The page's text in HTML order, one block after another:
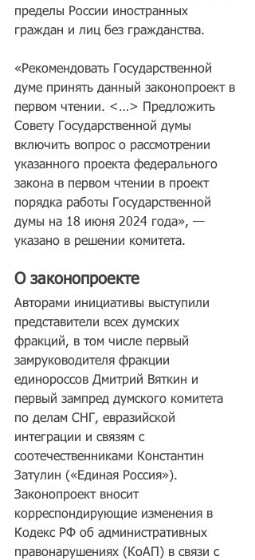
пределы России иностранных
граждан и лиц без гражданства.
«Рекомендовать Государственной
думе принять данный законопроект в
первом чтении. <…> Предложить
Совету Государственной думы
включить вопрос о рассмотрении
указанного проекта федерального
закона в первом чтении в проект
порядка работы Государственной
думы на 18 июня 2024 года», —
указано в решении комитета.
О законопроекте
Авторами инициативы выступили
представители всех думских
фракций, в том числе первый
замруководителя фракции
единороссов Дмитрий Вяткин и
первый зампред думского комитета
по делам СНГ, евразийской
интеграции и связям с
соотечественниками Константин
Затулин («Единая Россия»).
Законопроект вносит
корреспондирующие изменения в
Кодекс РФ об административных
правонарушениях (КоАП) в связи с